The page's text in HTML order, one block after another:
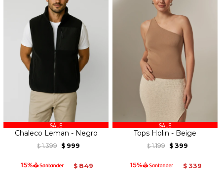
Chaleco Leman - Negro
$ 1.399 $ 999
$ 849
Tops Holin - Beige
$ 1.199 $ 399
$ 339